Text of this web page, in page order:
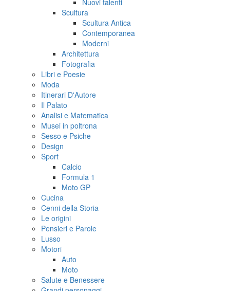
Nuovi talenti
Scultura
Scultura Antica
Contemporanea
Moderni
Architettura
Fotografia
Libri e Poesie
Moda
Itinerari D'Autore
Il Palato
Analisi e Matematica
Musei in poltrona
Sesso e Psiche
Design
Sport
Calcio
Formula 1
Moto GP
Cucina
Cenni della Storia
Le origini
Pensieri e Parole
Lusso
Motori
Auto
Moto
Salute e Benessere